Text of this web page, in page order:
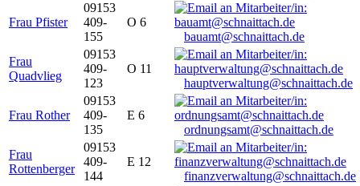
Frau Pfister
09153
409-
155
O 6
bauamt@schnaittach.de
Frau
Quadvlieg
09153
409-
123
O 11
hauptverwaltung@schnaittach.de
Frau Rother
09153
409-
135
E 6
ordnungsamt@schnaittach.de
Frau
Rottenberger
09153
409-
144
E 12
finanzverwaltung@schnaittach.de